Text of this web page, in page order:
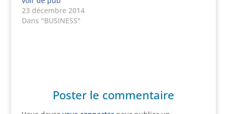
23 décembre 2014
Dans "BUSINESS"
Poster le commentaire